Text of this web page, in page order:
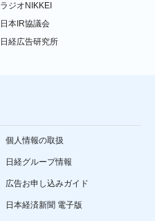
ラジオNIKKEI
日本IR協議会
日経広告研究所
個人情報の取扱
日経グループ情報
広告お申し込みガイド
日本経済新聞 電子版